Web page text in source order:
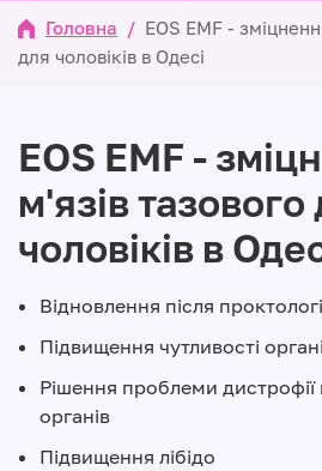
Головна / EOS EMF -
для чоловіків в Одесі
EOS EMF -
м'язів
чоловіків в
Відновлення після
Підвищення чутливості
Рішення проблеми дистрофії
органів
Підвищення лібідо